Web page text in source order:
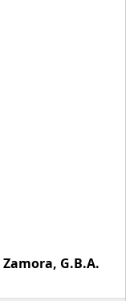
G.B.A.